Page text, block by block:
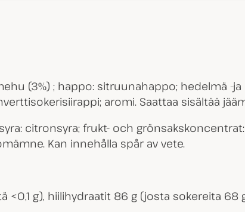
(3%) ; happo: sitruunahappo; hedelmä -
aromi. Saattaa sisältää
citronsyra; frukt- och
Kan innehålla spår av vete.
g), hiilihydraatit 86 g (josta sokereita 68